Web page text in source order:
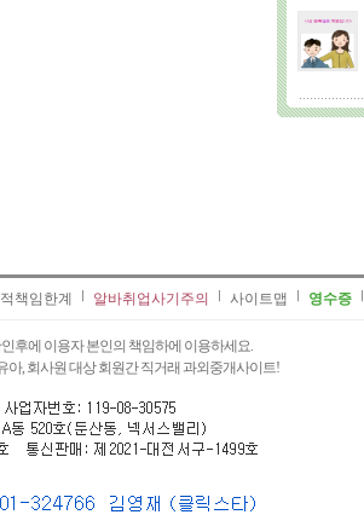
책임한계 알바취업사기주의 사이트맵 영수증
후에 이용자 본인의 책임하에 이용하세요.
아, 회사원 대상 회원간 직거래 과외중개사이트!